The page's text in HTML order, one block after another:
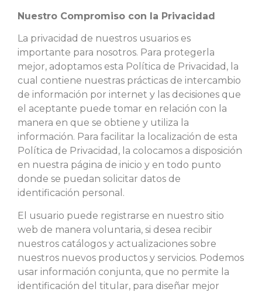
Nuestro Compromiso con la Privacidad
La privacidad de nuestros usuarios es
importante para nosotros. Para protegerla
mejor, adoptamos esta Política de Privacidad, la
cual contiene nuestras prácticas de intercambio
de información por internet y las decisiones que
el aceptante puede tomar en relación con la
manera en que se obtiene y utiliza la
información. Para facilitar la localización de esta
Política de Privacidad, la colocamos a disposición
en nuestra página de inicio y en todo punto
donde se puedan solicitar datos de
identificación personal.
El usuario puede registrarse en nuestro sitio
web de manera voluntaria, si desea recibir
nuestros catálogos y actualizaciones sobre
nuestros nuevos productos y servicios. Podemos
usar información conjunta, que no permite la
identificación del titular, para diseñar mejor